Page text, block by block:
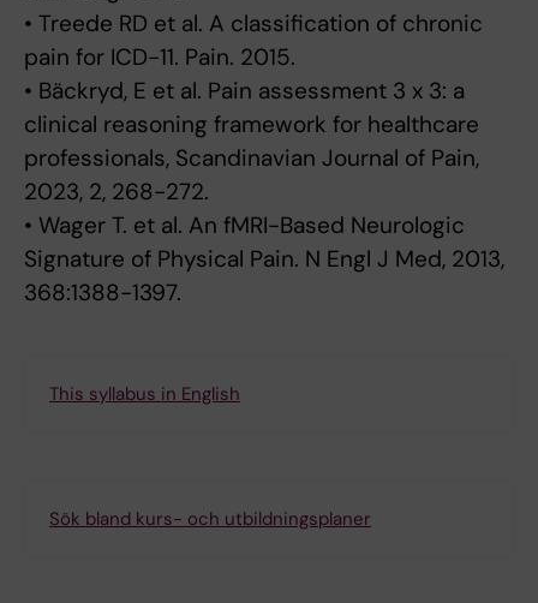
• Treede RD et al. A classification of chronic
pain for ICD-11. Pain. 2015.
• Bäckryd, E et al. Pain assessment 3 x 3: a
clinical reasoning framework for healthcare
professionals, Scandinavian Journal of Pain,
2023, 2, 268-272.
• Wager T. et al. An fMRI-Based Neurologic
Signature of Physical Pain. N Engl J Med, 2013,
368:1388-1397.
This syllabus in English
Sök bland kurs- och utbildningsplaner